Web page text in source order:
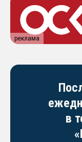
реклама
в